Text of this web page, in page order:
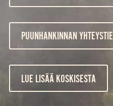
PUUNHANKINNAN
LUE LISÄÄ KOSKISESTA